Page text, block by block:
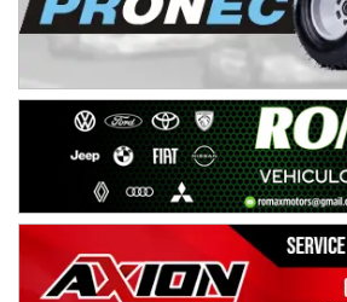
TUCUMANO - F5
El Timbó (Tucumán)
COBERTURA ESPECIAL DE E-KART.COM.AR
08/09-AGO
IAME SERIES ARGENTINA 6
Ramiro Tot (Asfalto)
KDO - F6